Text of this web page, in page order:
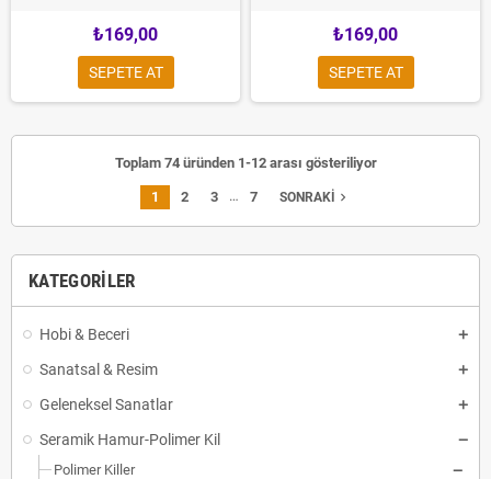
KATEGORILER
Hobi & Beceri
Sanatsal & Resim
Geleneksel Sanatlar
Seramik Hamur-Polimer Kil
Polimer Killer
₺169,00
SEPETE AT
₺169,00
SEPETE AT
Toplam 74 üründen 1-12 arası gösteriliyor
1 2 3 … 7 SONRAKI navigate_next